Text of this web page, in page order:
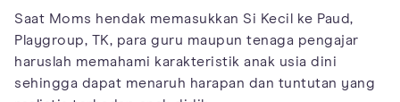
Saat Moms hendak memasukkan Si Kecil ke Paud,
Playgroup, TK, para guru maupun tenaga pengajar
haruslah memahami karakteristik anak usia dini
sehingga dapat menaruh harapan dan tuntutan yang